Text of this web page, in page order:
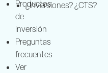
Productos
de
inversión
Preguntas
frecuentes
Ver
¿Inversiones? ¿CTS?